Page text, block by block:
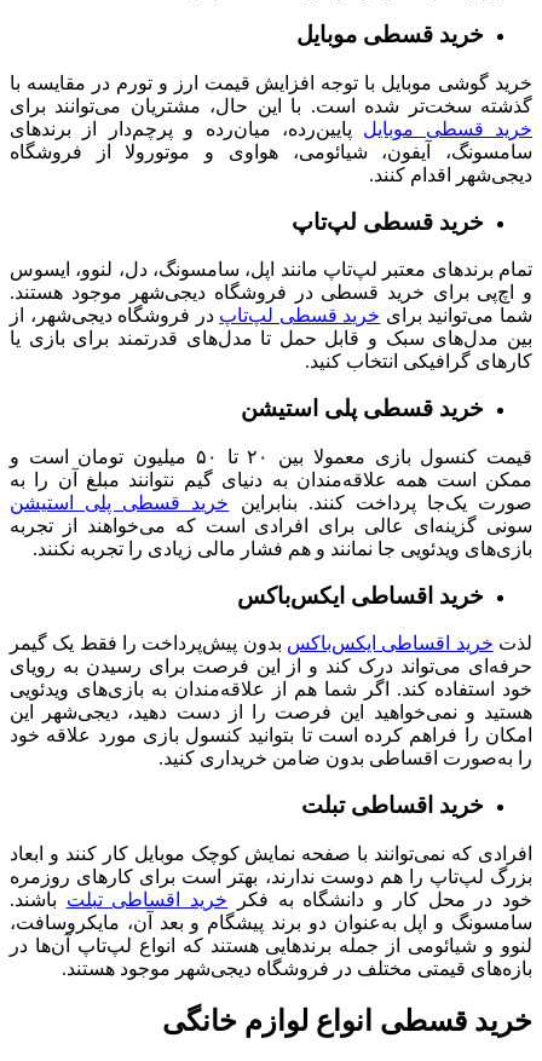
خرید قسطی موبایل
خرید گوشی موبایل با توجه افزایش قیمت ارز و تورم در مقایسه با
گذشته سخت‌تر شده است. با این حال، مشتریان می‌توانند برای
خرید قسطی موبایل
پایین‌رده، میان‌رده و پرچم‌دار از برندهای
سامسونگ، آیفون، شیائومی، هواوی و موتورولا از فروشگاه
دیجی‌شهر اقدام کنند.
خرید قسطی لپ‌تاپ
تمام برندهای معتبر لپ‌تاپ مانند اپل، سامسونگ، دل، لنوو، ایسوس
و اچ‌پی برای خرید قسطی در فروشگاه دیجی‌شهر موجود هستند.
شما می‌توانید برای خرید قسطی لپ‌تاپ در فروشگاه دیجی‌شهر، از
بین مدل‌های سبک و قابل حمل تا مدل‌های قدرتمند برای بازی یا
کارهای گرافیکی انتخاب کنید.
خرید قسطی پلی استیشن
قیمت کنسول‌ بازی معمولا بین ۲۰ تا ۵۰ میلیون تومان است و
ممکن است همه علاقه‌مندان به دنیای گیم نتوانند مبلغ آن را به
صورت یک‌جا پرداخت کنند. بنابراین
خرید قسطی پلی‌ استیشن
سونی گزینه‌ای عالی برای افرادی است که می‌خواهند از تجربه
بازی‌های ویدئویی جا نمانند و هم فشار مالی زیادی را تجربه نکنند.
خرید اقساطی ایکس‌باکس
لذت خرید اقساطی ایکس‌باکس بدون پیش‌پرداخت را فقط یک گیمر
حرفه‌ای می‌تواند درک کند و از این فرصت برای رسیدن به رویای
خود استفاده کند. اگر شما هم از علاقه‌مندان به بازی‌های ویدئویی
هستید و نمی‌خواهید این فرصت را از دست دهید، دیجی‌شهر این
امکان را فراهم کرده است تا بتوانید کنسول بازی مورد علاقه خود
را به‌صورت اقساطی بدون ضامن خریداری کنید.
خرید اقساطی تبلت
افرادی که نمی‌توانند با صفحه نمایش کوچک موبایل کار کنند و ابعاد
بزرگ لپ‌تاپ را هم دوست ندارند، بهتر است برای کارهای روزمره
خود در محل کار و دانشگاه به فکر
خرید اقساطی تبلت باشند.
سامسونگ و اپل به‌عنوان دو برند پیشگام و بعد آن، مایکروسافت،
لنوو و شیائومی از جمله برندهایی هستند که انواع لپ‌تاپ آن‌ها در
بازه‌های قیمتی مختلف در فروشگاه دیجی‌شهر موجود هستند.
خرید قسطی انواع لوازم خانگی